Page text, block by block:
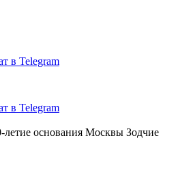
в Telegram
в Telegram
летие основания Москвы Зодчие